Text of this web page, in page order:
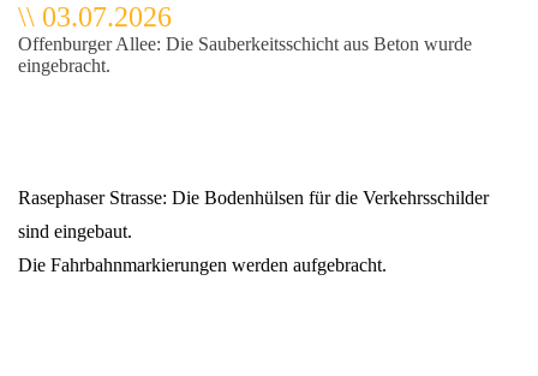
\\ 03.07.2026
Offenburger Allee: Die Sauberkeitsschicht aus Beton wurde
eingebracht.
Rasephaser Strasse: Die Bodenhülsen für die Verkehrsschilder
sind eingebaut.
Die Fahrbahnmarkierungen werden aufgebracht.